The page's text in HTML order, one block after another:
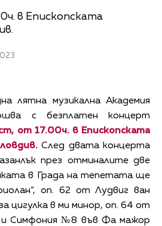
в Епископската
лятна музикална Академия
с безплатен концерт
от 17.00ч. в Епископската
След двата концерта
през отминалите две
в Града на тепетата ще
оп. 62 от Лудвиг ван
цигулка в ми минор, оп. 64 от
и Симфония №8 във Фа мажор